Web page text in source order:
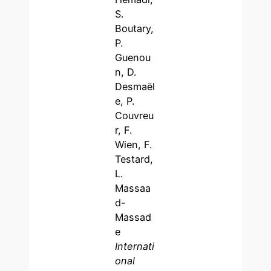
S.
Boutary,
P.
Guenou
n, D.
Desmaël
e, P.
Couvreu
r, F.
Wien, F.
Testard,
L.
Massaa
d-
Massad
e
Internati
onal